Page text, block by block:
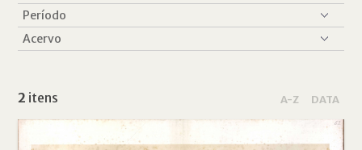
2 itens A-Z DATA